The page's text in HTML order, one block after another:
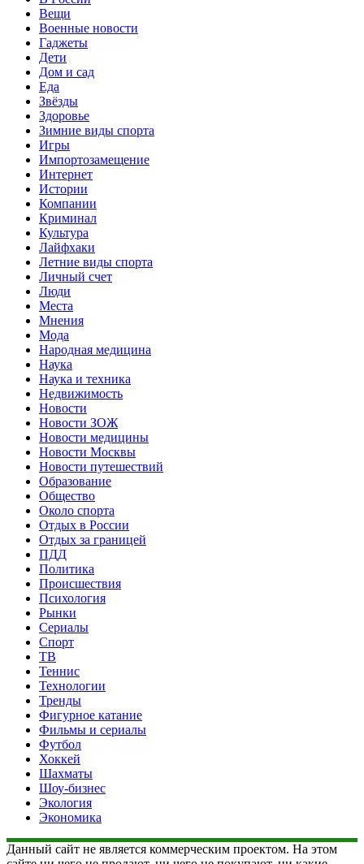
Вещи
Военные новости
Гаджеты
Дети
Дом и сад
Еда
Звёзды
Здоровье
Зимние виды спорта
Игры
Импортозамещение
Интернет
Истории
Компании
Криминал
Культура
Лайфхаки
Летние виды спорта
Личный счет
Люди
Места
Мнения
Мода
Народная медицина
Наука
Наука и техника
Недвижимость
Новости
Новости ЗОЖ
Новости медицины
Новости Москвы
Новости путешествий
Образование
Общество
Около спорта
Отдых в России
Отдых за границей
ПДД
Политика
Происшествия
Психология
Рынки
Сериалы
Спорт
ТВ
Теннис
Технологии
Тренды
Фигурное катание
Фильмы и сериалы
Футбол
Хоккей
Шахматы
Шоу-бизнес
Экология
Экономика
Данный сайт не является коммерческим проектом. На этом